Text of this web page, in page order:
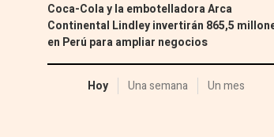
Coca-Cola y la embotelladora Arca
Continental Lindley invertirán 865,5
en Perú para ampliar negocios
Hoy Una semana Un mes